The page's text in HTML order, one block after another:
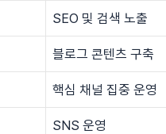
SEO 및 검색 노출
블로그 콘텐츠 구축
핵심 채널 집중 운영
SNS 운영